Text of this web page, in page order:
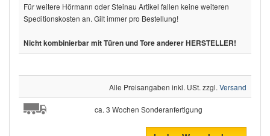
Für weitere Hörmann oder Steinau Artikel fallen keine weiteren
Speditionskosten an. Gilt immer pro Bestellung!
Nicht kombinierbar mit Türen und Tore anderer HERSTELLER!
Alle Preisangaben inkl. USt. zzgl. Versand
ca. 3 Wochen Sonderanfertigung